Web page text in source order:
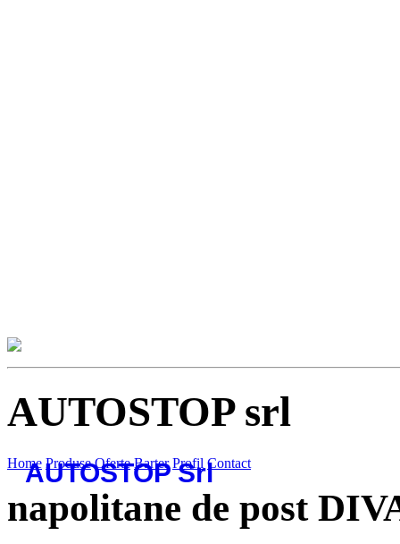
AUTOSTOP Srl
AUTOSTOP srl
Home Produse Oferte Barter Profil Contact
napolitane de post